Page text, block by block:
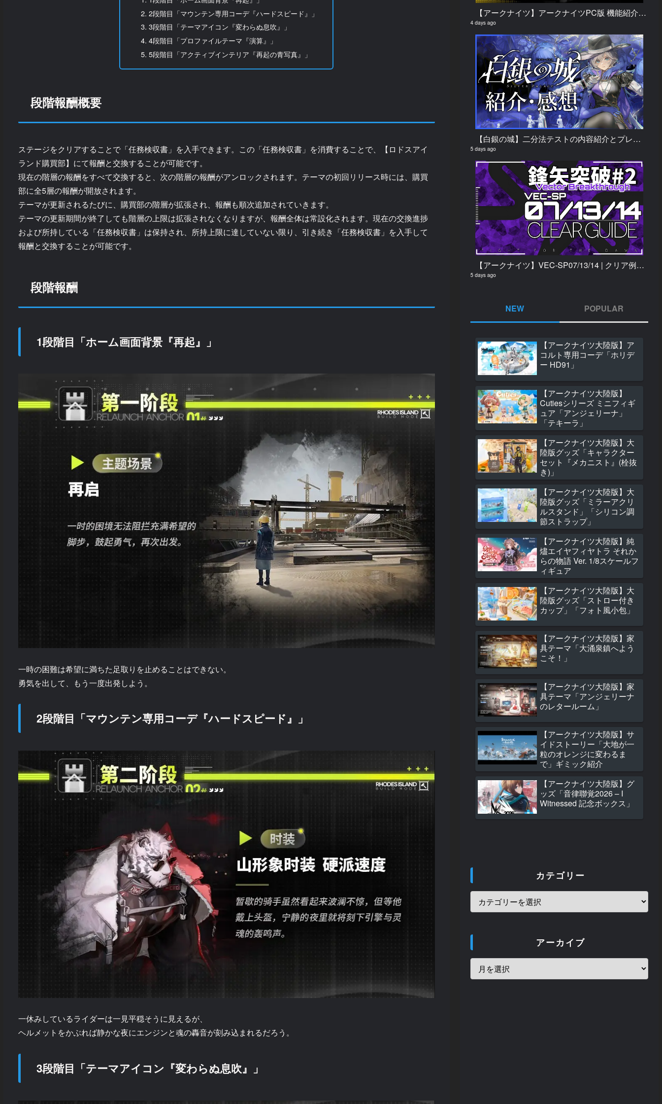
2段階目「マウンテン専用コーデ『ハードスピード』」
3段階目「テーマアイコン『変わらぬ息吹』」
4段階目「プロファイルテーマ『演算』」
5段階目「アクティブインテリア『再起の青写真』」
段階報酬概要
ステージをクリアすることで「任務検収書」を入手できます。この「任務検収書」を消費することで、【ロドスアイ
ランド購買部】にて報酬と交換することが可能です。
現在の階層の報酬をすべて交換すると、次の階層の報酬がアンロックされます。テーマの初回リリース時には、購買
部に全5層の報酬が開放されます。
テーマが更新されるたびに、購買部の階層が拡張され、報酬も順次追加されていきます。
テーマの更新期間が終了しても階層の上限は拡張されなくなりますが、報酬全体は常設化されます。現在の交換進捗
および所持している「任務検収書」は保持され、所持上限に達していない限り、引き続き「任務検収書」を入手して
報酬と交換することが可能です。
段階報酬
1段階目「ホーム画面背景『再起』」
一時の困難は希望に満ちた足取りを止めることはできない。
勇気を出して、もう一度出発しよう。
2段階目「マウンテン専用コーデ『ハードスピード』」
一休みしているライダーは一見平穏そうに見えるが、
ヘルメットをかぶれば静かな夜にエンジンと魂の轟音が刻み込まれるだろう。
3段階目「テーマアイコン『変わらぬ息吹』」
【アークナイツ】アークナイツPC版 機能紹介・解説
4 days ago
【白銀の城】二分法テストの内容紹介とプレイしてみての感想
5 days ago
【アークナイツ】VEC-SP07/13/14 | クリア例【鋒矢突破#2】
5 days ago
NEW
【アークナイツ大陸版】ア
コルト専用コーデ「ホリデ
ー HD91」
【アークナイツ大陸版】
Cutiesシリーズ ミニフィギ
ュア「アンジェリーナ」
「テキーラ」
【アークナイツ大陸版】大
陸版グッズ「キャラクター
セット『メカニスト』(栓抜
き)」
【アークナイツ大陸版】大
陸版グッズ「ミラーアクリ
ルスタンド」「シリコン調
節ストラップ」
【アークナイツ大陸版】純
燼エイヤフィヤトラ それか
らの物語 Ver. 1/8スケールフ
ィギュア
【アークナイツ大陸版】大
陸版グッズ「ストロー付き
カップ」「フォト風小包」
【アークナイツ大陸版】家
具テーマ「大涌泉鎮へよう
こそ！」
【アークナイツ大陸版】家
具テーマ「アンジェリーナ
のレタールーム」
【アークナイツ大陸版】サ
イドストーリー「大地が一
粒のオレンジに変わるま
で」ギミック紹介
【アークナイツ大陸版】グ
ッズ「音律聯覚2026 – I
Witnessed 記念ボックス」
POPULAR
【アークナイツ
大陸版グッズ「
【アークナイツ
純燼エイヤフィ
ケールフィギュア
470 views
【アークナイツ
ターセット『メ
ト』(栓抜き)」
468 views
グッズ「音律聯
Witnessed 記念
ス」
457 views
【アークナイツ
大陸版新オペレ
介 予願アンジェ
(予愿安洁莉娜
【アークナイツ
サイドストーリ
395 views
【アークナイツ
大陸版グッズ「
付きカップ」「
小包」
336 views
【アークナイツ
大陸版新オペレ
介 サンピィ(珊比
Thumpy)
316 views
【アークナイツ
ャシンタ/タイム
フィアメッタ/百
ル)
カテゴリー
アーカイブ